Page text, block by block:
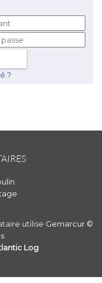
?
utilise Gemarcur ©
Log